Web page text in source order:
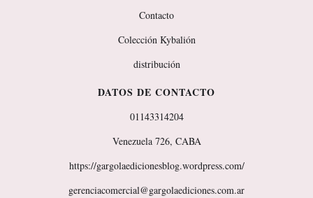
Contacto
Colección Kybalión
distribución
DATOS DE CONTACTO
01143314204
Venezuela 726, CABA
https://gargolaedicionesblog.wordpress.com/
gerenciacomercial@gargolaediciones.com.ar